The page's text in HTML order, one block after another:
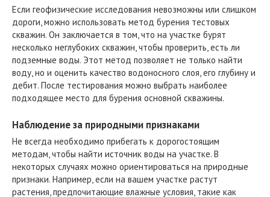
Если геофизические исследования невозможны или слишком
дороги, можно использовать метод бурения тестовых
скважин. Он заключается в том, что на участке бурят
несколько неглубоких скважин, чтобы проверить, есть ли
подземные воды. Этот метод позволяет не только найти
воду, но и оценить качество водоносного слоя, его глубину и
дебит. После тестирования можно выбрать наиболее
подходящее место для бурения основной скважины.
Наблюдение за природными признаками
Не всегда необходимо прибегать к дорогостоящим
методам, чтобы найти источник воды на участке. В
некоторых случаях можно ориентироваться на природные
признаки. Например, если на вашем участке растут
растения, предпочитающие влажные условия, такие как